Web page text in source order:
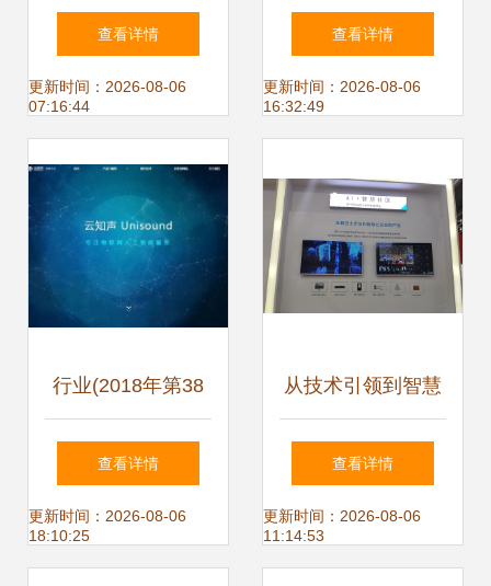
动态 从技术突破到
行业应用集成创新
查看详情
更新时间：2026-08-06
07:16:44
价值链，智能语音
设备利好MEMS产
查看详情
更新时间：2026-08-06
16:32:49
行业(2018年第38
期)│证监会支持集
成电路行业拓宽融
查看详情
更新时间：2026-08-06
18:10:25
从技术引领到智慧
社区 人工智能赋能
安防集成服务的创
查看详情
更新时间：2026-08-06
11:14:53